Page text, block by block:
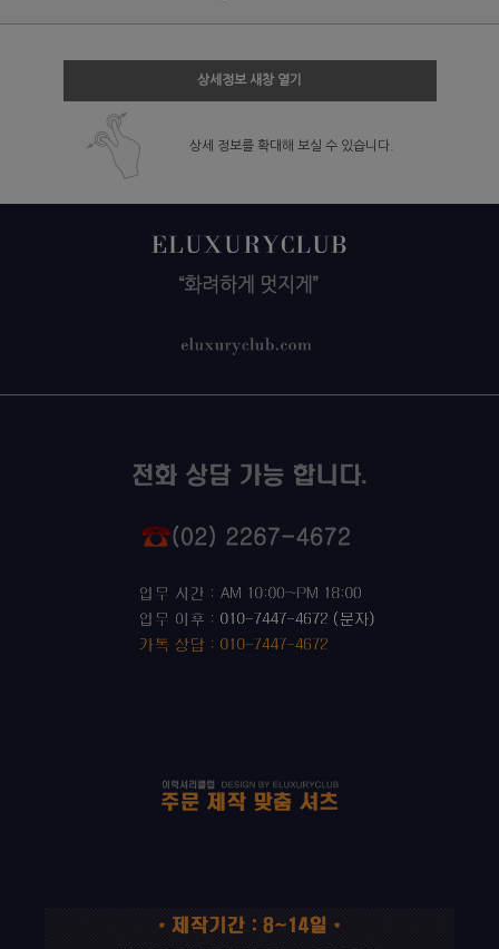
상세정보 새창 열기
상세 정보를 확대해 보실 수 있습니다.